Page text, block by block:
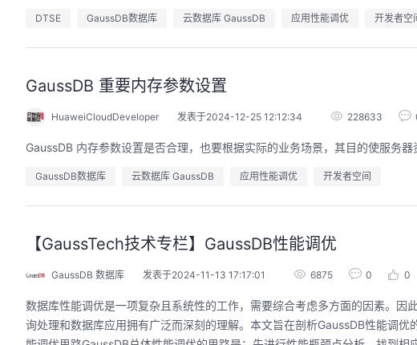
DTSE GaussDB数据库 云数据库 GaussDB 应用性能调优 开发者空
GaussDB 重要内存参数设置
HuaweiCloudDeveloper 发表于2024-12-25 12:12:34 228633
GaussDB 内存参数设置是否合理，也要根据实际的业务场景，其目的使服务
GaussDB数据库 云数据库 GaussDB 应用性能调优 开发者空间
【GaussTech技术专栏】GaussDB性能调优
GaussDB 数据库 发表于2024-11-13 17:17:01 6875 0 0
数据库性能调优是一项复杂且系统性的工作，需要综合考虑多方面的因素。
询处理和数据库应用拥有广泛而深刻的理解。本文旨在剖析GaussDB性能调
程。从零构建并交付一个完整项目，让您体验
回顾中
训推、强
回顾